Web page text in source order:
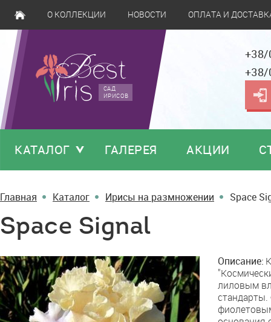
О КОЛЛЕКЦИИ НОВОСТИ ОПЛАТА И
САД
ИРИСОВ
КАТАЛОГ ГАЛЕРЕЯ АКЦИИ
Главная Каталог Ирисы на размножении Space
Space Signal
Space
Signal
Описание:
лиловым